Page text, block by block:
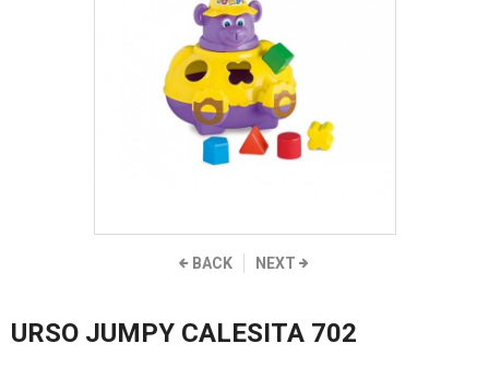
BACK NEXT
URSO JUMPY CALESITA 702